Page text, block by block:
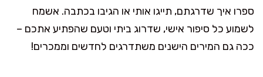
ספרו איך שדרגתם, תייגו אותי או הגיבו בכתבה. אשמח
לשמוע כל סיפור אישי, שדרוג ביתי וטעם שהפתיע אתכם –
ככה גם המירים הישנים משתדרגים לחדשים וממכרים!